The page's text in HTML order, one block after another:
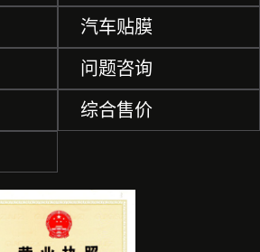
汽车贴膜
问题咨询
综合售价